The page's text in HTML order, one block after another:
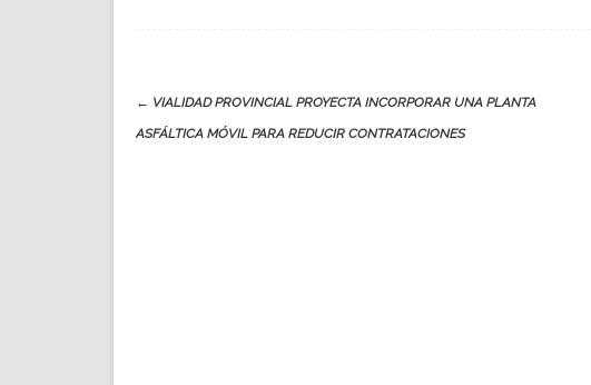
Post
navigation
← VIALIDAD PROVINCIAL PROYECTA INCORPORAR UNA PLANTA
ASFÁLTICA MÓVIL PARA REDUCIR CONTRATACIONES